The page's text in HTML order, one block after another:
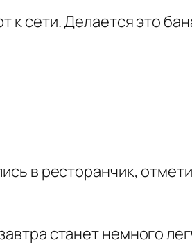
к сети. Делается это
в ресторанчик,
станет немного